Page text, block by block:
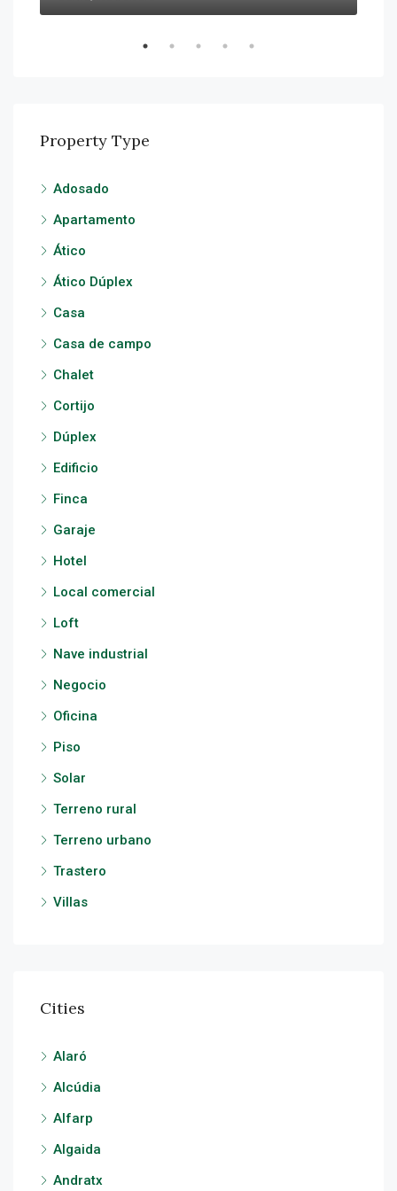
Property Type
Adosado
Apartamento
Ático
Ático Dúplex
Casa
Casa de campo
Chalet
Cortijo
Dúplex
Edificio
Finca
Garaje
Hotel
Local comercial
Loft
Nave industrial
Negocio
Oficina
Piso
Solar
Terreno rural
Terreno urbano
Trastero
Villas
Cities
Alaró
Alcúdia
Alfarp
Algaida
Andratx